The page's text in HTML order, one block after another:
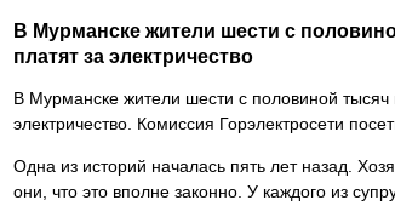
В Мурманске жители шести с
платят за электричество
В Мурманске жители шести с половиной тысяч
электричество. Комиссия Горэлектросети
Одна из историй началась пять лет назад.
они, что это вполне законно. У каждого из